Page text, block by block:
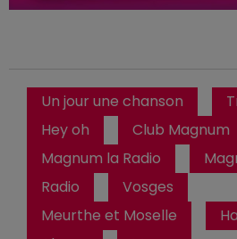
Un jour une chanson
Hey oh
Club Magnum
Magnum la Radio
Radio
Vosges
Meurthe et Moselle